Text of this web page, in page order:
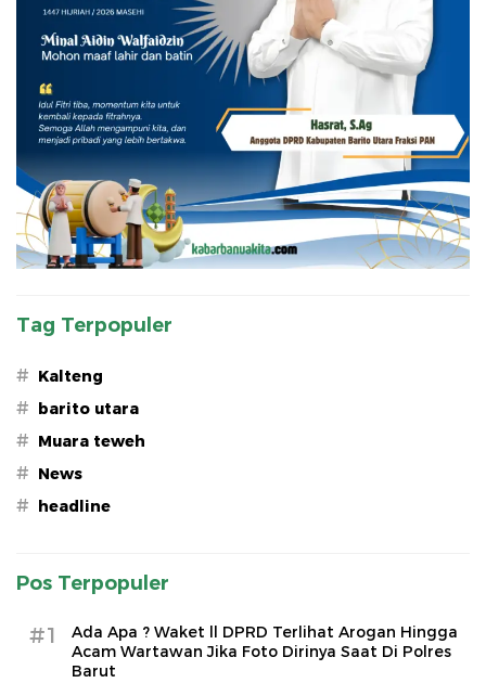
Tag Terpopuler
# Kalteng
# barito utara
# Muara teweh
# News
# headline
Pos Terpopuler
#1
Ada Apa ? Waket ll DPRD Terlihat Arogan Hingga
Acam Wartawan Jika Foto Dirinya Saat Di Polres
Barut